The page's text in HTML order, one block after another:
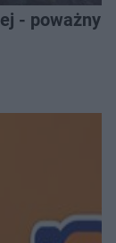
- poważny